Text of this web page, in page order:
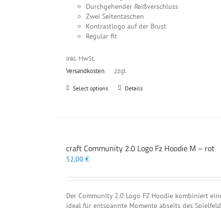
Durchgehender Reißverschluss
Zwei Seitentaschen
Kontrastlogo auf der Brust
Regular fit
inkl. MwSt.
zzgl.
Versandkosten
Select options
Dieses
Die
auf
Produktseite
Details
craft Community 2.0 Logo Fz Hoodie M – rot
52,00€
Der Community 2.0 Logo FZ Hoodie kombiniert
ideal für entspannte Momente abseits des